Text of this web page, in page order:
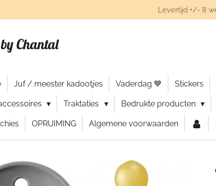
Levertijd +/- 8
Chantal
Juf / meester kadootjes Vaderdag 💙 Stickers
Traktaties Bedrukte producten
OPRUIMING Algemene voorwaarden